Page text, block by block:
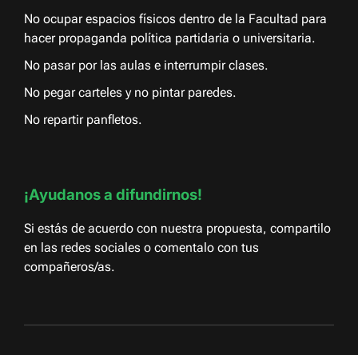
No ocupar espacios físicos dentro de la Facultad para
hacer propaganda política partidaria o universitaria.
No pasar por las aulas e interrumpir clases.
No pegar carteles y no pintar paredes.
No repartir panfletos.
¡Ayudanos a difundirnos!
Si estás de acuerdo con nuestra propuesta, compartilo
en las redes sociales o comentalo con tus
compañeros/as.